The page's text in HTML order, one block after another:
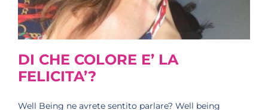
DI CHE COLORE E’ LA
FELICITA’?
Well Being ne avrete sentito parlare? Well being